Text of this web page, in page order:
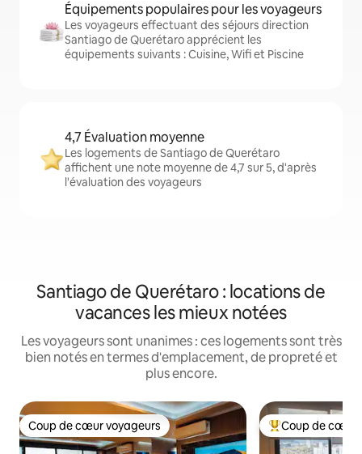
Équipements populaires pour les voyageurs
Les voyageurs effectuant des séjours direction
Santiago de Querétaro apprécient les
équipements suivants : Cuisine, Wifi et Piscine
4,7 Évaluation moyenne
Les logements de Santiago de Querétaro
affichent une note moyenne de 4,7 sur 5, d'après
l'évaluation des voyageurs
Santiago de Querétaro : locations de
vacances les mieux notées
Les voyageurs sont unanimes : ces logements sont très
bien notés en termes d'emplacement, de propreté et
plus encore.
Coup de cœur voyageurs
Coup de cœur voyageurs Coups de cœur
Coup de cœur